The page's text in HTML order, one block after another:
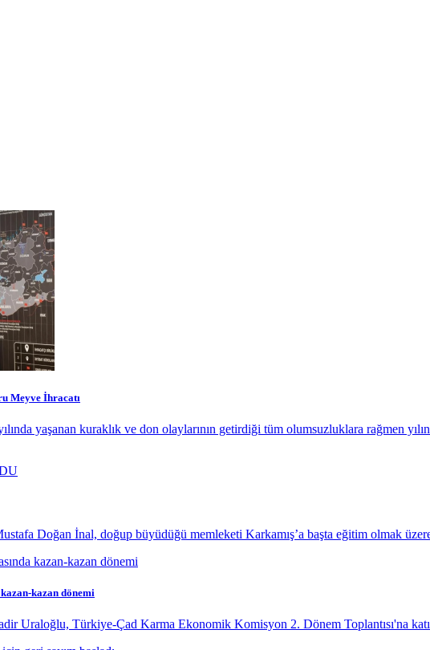
Meyve İhracatı
yaşanan kuraklık ve don olaylarının getirdiği tüm olumsuzluklara rağmen
Doğan İnal, doğup büyüdüğü memleketi Karkamış’a başta eğitim olmak
kazan dönemi
Uraloğlu, Türkiye-Çad Karma Ekonomik Komisyon 2. Dönem Toplantısı'na